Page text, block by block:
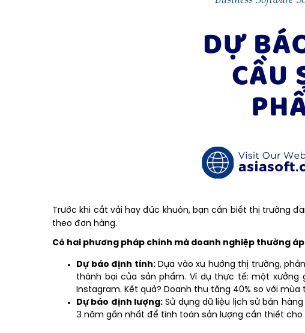
Trước khi cắt vải hay đúc khuôn, bạn cần biết thị trường
theo đơn hàng.
Có hai phương pháp chính mà doanh nghiệp thường
Dự báo định tính:Dựa vào xu hướng thị trường,
thành bại của sản phẩm. Ví dụ thực tế: một
Instagram. Kết quả? Doanh thu tăng 40% so với mùa
Dự báo định lượng: Sử dụng dữ liệu lịch sử bán
3 năm gần nhất để tính toán sản lượng cần thiết cho